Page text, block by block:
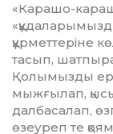
«Карашо-
құрмет­теріне
тасып,
Қолымызды
мыжғылап,
далбасалап,
өзеуреп те